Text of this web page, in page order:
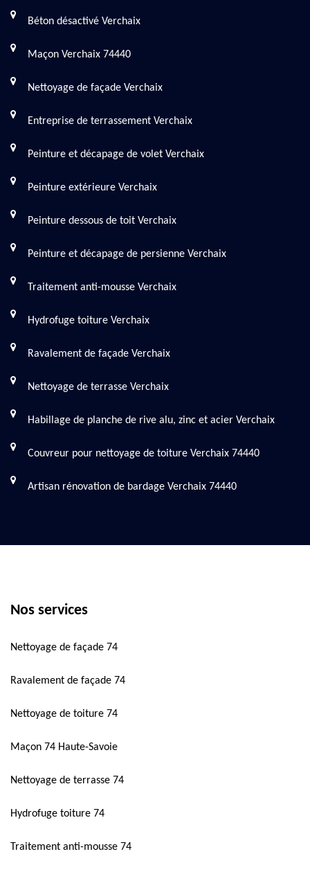
Béton désactivé Verchaix
Maçon Verchaix 74440
Nettoyage de façade Verchaix
Entreprise de terrassement Verchaix
Peinture et décapage de volet Verchaix
Peinture extérieure Verchaix
Peinture dessous de toit Verchaix
Peinture et décapage de persienne Verchaix
Traitement anti-mousse Verchaix
Hydrofuge toiture Verchaix
Ravalement de façade Verchaix
Nettoyage de terrasse Verchaix
Habillage de planche de rive alu, zinc et acier Verchaix
Couvreur pour nettoyage de toiture Verchaix 74440
Artisan rénovation de bardage Verchaix 74440
Nos services
Nettoyage de façade 74
Ravalement de façade 74
Nettoyage de toiture 74
Maçon 74 Haute-Savoie
Nettoyage de terrasse 74
Hydrofuge toiture 74
Traitement anti-mousse 74